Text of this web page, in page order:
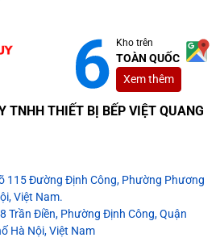
Kho trên
TOÀN QUỐC
Xem thêm
TNHH THIẾT BỊ BẾP VIỆT QUANG
115 Đường Định Công, Phường Phương
Việt Nam.
Trần Điền, Phường Định Công, Quận
Hà Nội, Việt Nam